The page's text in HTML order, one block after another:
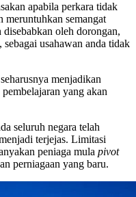
apabila perkara tidak
meruntuhkan semangat
oleh dorongan,
usahawan anda tidak
menjadikan
yang akan
seluruh negara telah
terjejas. Limitasi
peniaga mula pivot
perniagaan yang baru.